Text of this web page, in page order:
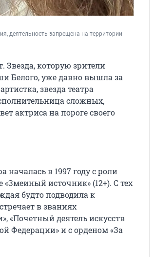
деятельность запрещена на территории
Звезда, которую зрители
Белого, уже давно вышла за
звезда театра
сложных,
актриса на пороге своего
началась в 1997 году с роли
источник» (12+). С тех
будто подводила к
в званиях
«Почетный деятель искусств
Федерации» и с орденом «За